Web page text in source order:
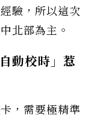
驗，所以這次
北部為主。
動校時」惹
，需要極精準